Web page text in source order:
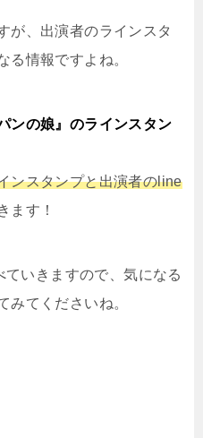
が、出演者のラインスタ
る情報ですよね。
ンの娘』のラインスタン
ンスタンプと出演者のline
ます！
いきますので、気になる
みてくださいね。